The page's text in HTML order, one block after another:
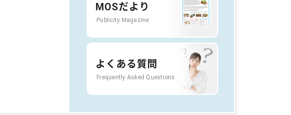
MOSだより
Publicity Magazine
よくある質問
Frequently Asked Questions